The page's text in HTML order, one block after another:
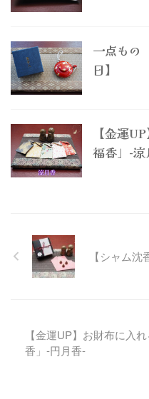
一点もの
日】
【金運
福香」-涼
【シャム沈
【金運UP】お財布に入
香」-円月香-